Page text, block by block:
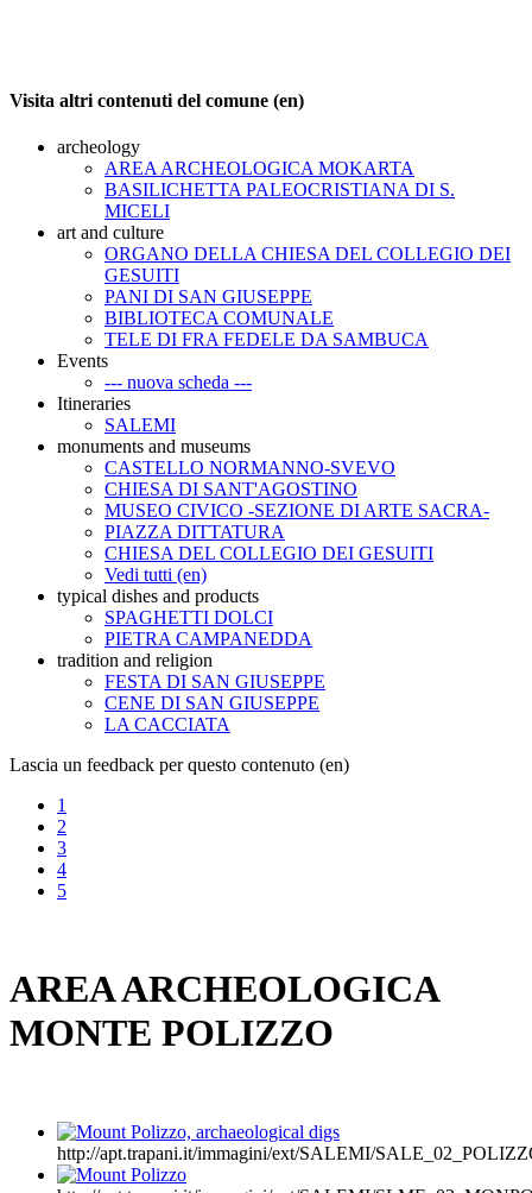
Visita altri contenuti del comune (en)
archeology
AREA ARCHEOLOGICA MOKARTA
BASILICHETTA PALEOCRISTIANA DI S.
MICELI
art and culture
ORGANO DELLA CHIESA DEL COLLEGIO DEI
GESUITI
PANI DI SAN GIUSEPPE
BIBLIOTECA COMUNALE
TELE DI FRA FEDELE DA SAMBUCA
Events
--- nuova scheda ---
Itineraries
SALEMI
monuments and museums
CASTELLO NORMANNO-SVEVO
CHIESA DI SANT'AGOSTINO
MUSEO CIVICO -SEZIONE DI ARTE SACRA-
PIAZZA DITTATURA
CHIESA DEL COLLEGIO DEI GESUITI
Vedi tutti (en)
typical dishes and products
SPAGHETTI DOLCI
PIETRA CAMPANEDDA
tradition and religion
FESTA DI SAN GIUSEPPE
CENE DI SAN GIUSEPPE
LA CACCIATA
Lascia un feedback per questo contenuto (en)
1
2
3
4
5
AREA ARCHEOLOGICA
MONTE POLIZZO
http://apt.trapani.it/immagini/ext/SALEMI/